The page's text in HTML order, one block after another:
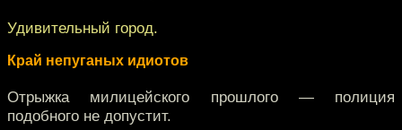
Удивительный город.
Край непуганых идиотов
Отрыжка милицейского прошлого — полиция
подобного не допустит.